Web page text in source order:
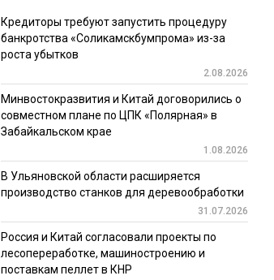
Кредиторы требуют запустить процедуру
банкротства «Соликамскбумпрома» из-за
роста убытков
2.08.2026
Минвостокразвития и Китай договорились о
совместном плане по ЦПК «Полярная» в
Забайкальском крае
1.08.2026
В Ульяновской области расширяется
производство станков для деревообработки
31.07.2026
Россия и Китай согласовали проекты по
лесопереработке, машиностроению и
поставкам пеллет в КНР